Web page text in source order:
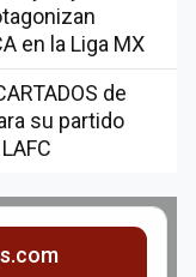
en la Liga MX
de
su partido